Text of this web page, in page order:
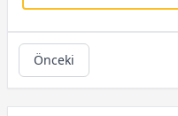
Önceki